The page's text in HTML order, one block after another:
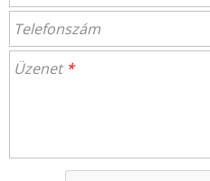
Telefonszám
Üzenet *